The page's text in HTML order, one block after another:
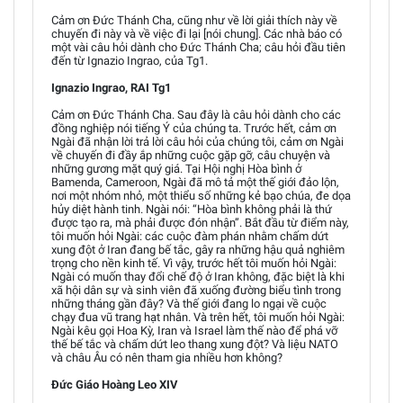
Cảm ơn Đức Thánh Cha, cũng như về lời giải thích này về
chuyến đi này và về việc đi lại [nói chung]. Các nhà báo có
một vài câu hỏi dành cho Đức Thánh Cha; câu hỏi đầu tiên
đến từ Ignazio Ingrao, của Tg1.
Ignazio Ingrao, RAI Tg1
Cảm ơn Đức Thánh Cha. Sau đây là câu hỏi dành cho các
đồng nghiệp nói tiếng Ý của chúng ta. Trước hết, cảm ơn
Ngài đã nhận lời trả lời câu hỏi của chúng tôi, cảm ơn Ngài
về chuyến đi đầy ắp những cuộc gặp gỡ, câu chuyện và
những gương mặt quý giá. Tại Hội nghị Hòa bình ở
Bamenda, Cameroon, Ngài đã mô tả một thế giới đảo lộn,
nơi một nhóm nhỏ, một thiểu số những kẻ bạo chúa, đe dọa
hủy diệt hành tinh. Ngài nói: “Hòa bình không phải là thứ
được tạo ra, mà phải được đón nhận”. Bắt đầu từ điểm này,
tôi muốn hỏi Ngài: các cuộc đàm phán nhằm chấm dứt
xung đột ở Iran đang bế tắc, gây ra những hậu quả nghiêm
trọng cho nền kinh tế. Vì vậy, trước hết tôi muốn hỏi Ngài:
Ngài có muốn thay đổi chế độ ở Iran không, đặc biệt là khi
xã hội dân sự và sinh viên đã xuống đường biểu tình trong
những tháng gần đây? Và thế giới đang lo ngại về cuộc
chạy đua vũ trang hạt nhân. Và trên hết, tôi muốn hỏi Ngài:
Ngài kêu gọi Hoa Kỳ, Iran và Israel làm thế nào để phá vỡ
thế bế tắc và chấm dứt leo thang xung đột? Và liệu NATO
và châu Âu có nên tham gia nhiều hơn không?
Đức Giáo Hoàng Leo XIV